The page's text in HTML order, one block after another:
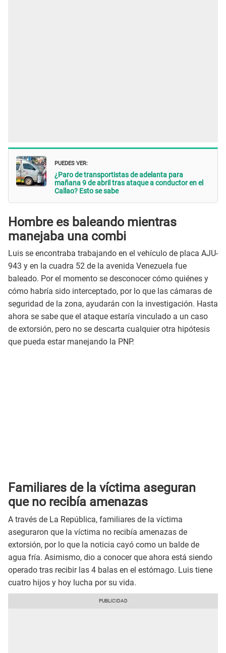
PUEDES VER:
¿Paro de transportistas de adelanta para
mañana 9 de abril tras ataque a conductor en el
Callao? Esto se sabe
Hombre es baleando mientras
manejaba una combi
Luis se encontraba trabajando en el vehículo de placa AJU-
943 y en la cuadra 52 de la avenida Venezuela fue
baleado. Por el momento se desconocer cómo quiénes y
cómo habría sido interceptado, por lo que las cámaras de
seguridad de la zona, ayudarán con la investigación. Hasta
ahora se sabe que el ataque estaría vinculado a un caso
de extorsión, pero no se descarta cualquier otra hipótesis
que pueda estar manejando la PNP.
Familiares de la víctima aseguran
que no recibía amenazas
A través de La República, familiares de la víctima
aseguraron que la víctima no recibía amenazas de
extorsión, por lo que la noticia cayó como un balde de
agua fría. Asimismo, dio a conocer que ahora está siendo
operado tras recibir las 4 balas en el estómago. Luis tiene
cuatro hijos y hoy lucha por su vida.